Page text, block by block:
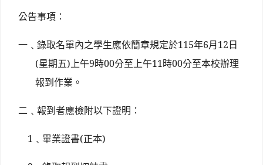
公告事項：
一﹑錄取名單內之學生應依簡章規定於115年6月12日
(星期五)上午9時00分至上午11時00分至本校辦理
報到作業。
二﹑報到者應檢附以下證明：
1 ﹑畢業證書(正本)